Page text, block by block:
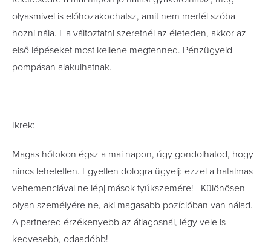
olyasmivel is előhozakodhatsz, amit nem mertél szóba
hozni nála. Ha változtatni szeretnél az életeden, akkor az
első lépéseket most kellene megtenned. Pénzügyeid
pompásan alakulhatnak.
Ikrek:
Magas hőfokon égsz a mai napon, úgy gondolhatod, hogy
nincs lehetetlen. Egyetlen dologra ügyelj: ezzel a hatalmas
vehemenciával ne lépj mások tyúkszemére! Különösen
olyan személyére ne, aki magasabb pozícióban van nálad.
A partnered érzékenyebb az átlagosnál, légy vele is
kedvesebb, odaadóbb!